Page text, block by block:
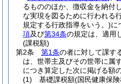
るもののほか、徴収金を納付
な実現を図るために行われる
規定する行政指導をいう。)に
項及び第34条の規定は、適用
(課税額)
第2条
第1条の者に対して課す
は、世帯主及びその世帯に属
につき算定した次に掲げる額
(1)
基礎課税額(国民健康保